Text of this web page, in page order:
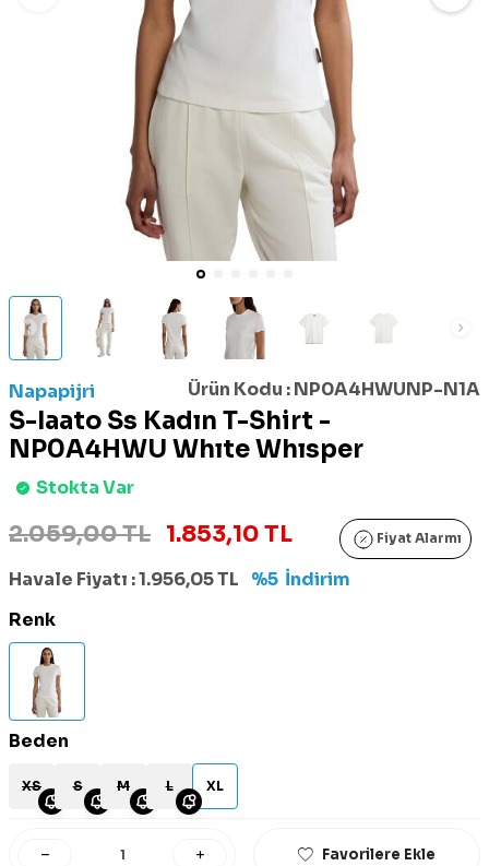
Napapijri Ürün Kodu :NP0A4HWUNP-N1A
S-Iaato Ss Kadın T-Shirt -
NP0A4HWU Whıte Whısper
Stokta Var
2.059,00 TL 1.853,10 TL Fiyat Alarmı
Havale Fiyatı :1.956,05TL %5 İndirim
Renk
Beden
XS S M L XL
Favorilere Ekle